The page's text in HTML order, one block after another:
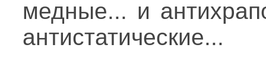
медные... и
антистатические...